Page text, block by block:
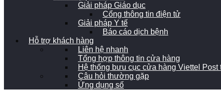
Giải pháp Giáo dục
Cổng thông tin điện tử
Giải pháp Y tế
Báo cáo dịch bệnh
Hỗ trợ khách hàng
Liên hệ nhanh
Tổng hợp thông tin cửa hàng
Hệ thống bưu cục cửa hàng Viettel Post
Câu hỏi thường gặp
Ứng dụng số